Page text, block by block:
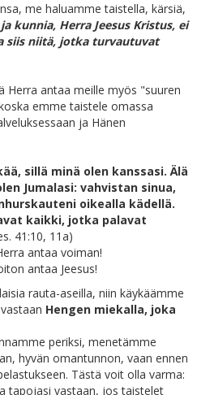
me haluamme taistella, kärsiä,
kunnia, Herra Jeesus Kristus, ei
siis niitä, jotka turvautuvat
antaa meille myös "suuren
emme taistele omassa
ja Hänen
sillä minä olen kanssasi. Älä
Jumalasi: vahvistan sinua,
oikealla kädellä.
kaikki, jotka palavat
41:10, 11a)
antaa voiman!
antaa Jeesus!
rauta-aseilla, niin käykäämme
Hengen miekalla, joka
periksi, menetämme
hyvän omantunnon, vaan ennen
Tästä voit olla varma:
tapojasi vastaan, jos taistelet